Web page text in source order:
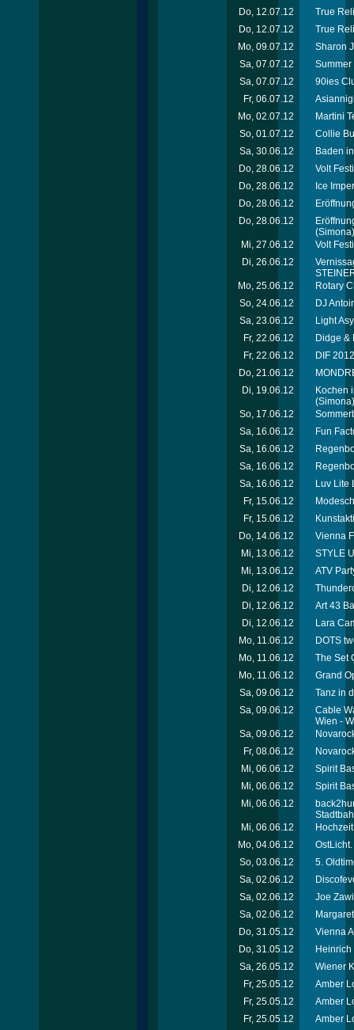
Do, 12.07.12
True
Do, 12.07.12
True
Mo, 09.07.12
Sharon
Sa, 07.07.12
Sa, 07.07.12
90ies
Fr, 06.07.12
Mo, 02.07.12
Martini
So, 01.07.12
Collie
Sa, 30.06.12
Baden
Do, 28.06.12
Volt
Do, 28.06.12
Ice
Do, 28.06.12
Do, 28.06.12
(Simona)
Mi, 27.06.12
Volt
Di, 26.06.12
Mo, 25.06.12
Rotary
So, 24.06.12
DJ
Sa, 23.06.12
Light
Fr, 22.06.12
Didge &
Fr, 22.06.12
DIF
Do, 21.06.12
Di, 19.06.12
Kochen
(Simona)
So, 17.06.12
Sa, 16.06.12
Fun
Sa, 16.06.12
Sa, 16.06.12
Sa, 16.06.12
Luv Lite
Fr, 15.06.12
Fr, 15.06.12
Do, 14.06.12
Vienna
Mi, 13.06.12
STYLE
Mi, 13.06.12
ATV
Di, 12.06.12
Di, 12.06.12
Art 43
Di, 12.06.12
Lara
Mo, 11.06.12
DOTS
Mo, 11.06.12
The Set
Mo, 11.06.12
Grand
Sa, 09.06.12
Tanz in
Sa, 09.06.12
Cable
Wien -
Sa, 09.06.12
Fr, 08.06.12
Mi, 06.06.12
Spirit
Mi, 06.06.12
Spirit
Mi, 06.06.12
Mi, 06.06.12
Mo, 04.06.12
So, 03.06.12
5.
Sa, 02.06.12
Sa, 02.06.12
Joe
Sa, 02.06.12
Do, 31.05.12
Vienna
Do, 31.05.12
Sa, 26.05.12
Wiener
Fr, 25.05.12
Amber
Fr, 25.05.12
Amber
Fr, 25.05.12
Amber